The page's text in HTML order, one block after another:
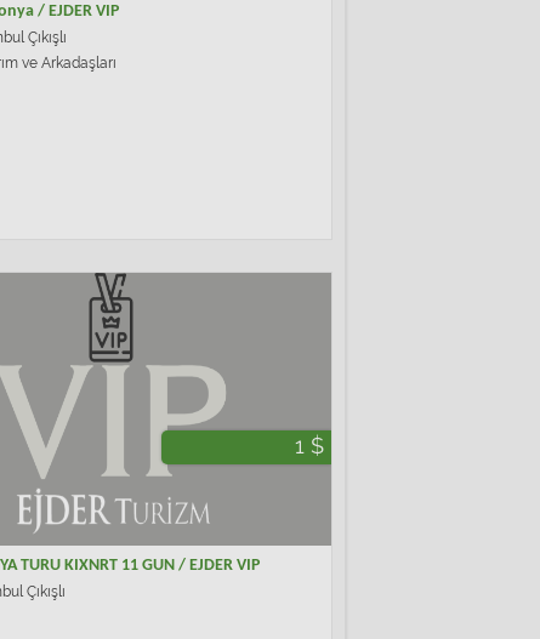
/ EJDER VIP
Çıkışlı
ve Arkadaşları
1 $
TURU KIXNRT 11 GUN / EJDER VIP
Çıkışlı